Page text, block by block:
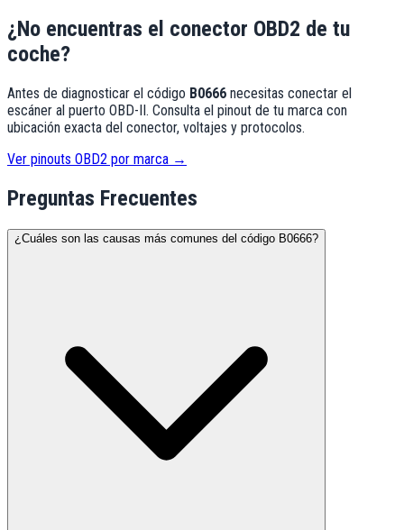
¿No encuentras el conector OBD2 de tu
coche?
Antes de diagnosticar el código B0666 necesitas conectar el
escáner al puerto OBD-II. Consulta el pinout de tu marca con
ubicación exacta del conector, voltajes y protocolos.
Ver pinouts OBD2 por marca →
Preguntas Frecuentes
¿Cuáles son las causas más comunes del código B0666?